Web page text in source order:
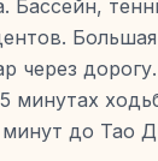
Бассейн,
Большая
через
минутах
до Тао